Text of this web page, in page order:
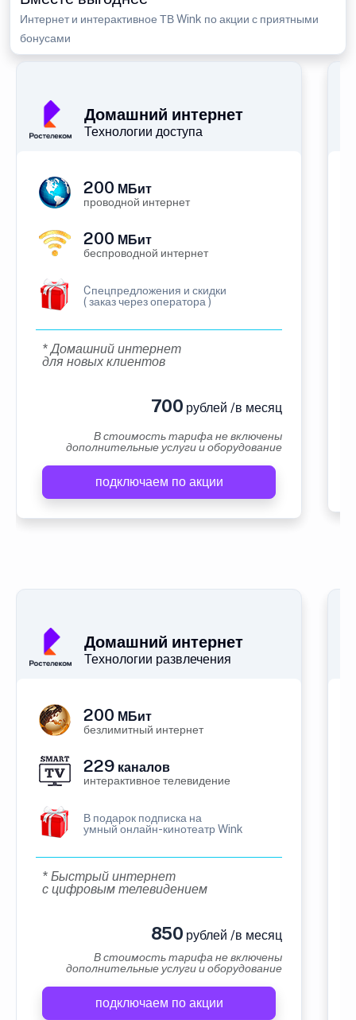
Интернет и интерактивное ТВ Wink по акции с приятными
бонусами
Домашний интернет
Технологии доступа
200 МБит
проводной интернет
200 МБит
беспроводной интернет
Cпецпредложения и скидки
( заказ через оператора )
* Домашний интернет
для новых клиентов
700 рублей /в месяц
В стоимость тарифа не включены
дополнительные услуги и оборудование
подключаем по акции
Домашний интернет
Технологии развлечения
200 МБит
безлимитный интернет
229 каналов
интерактивное телевидение
В подарок подписка на
умный онлайн-кинотеатр Wink
* Быстрый интернет
с цифровым телевидением
850 рублей /в месяц
В стоимость тарифа не включены
дополнительные услуги и оборудование
подключаем по акции